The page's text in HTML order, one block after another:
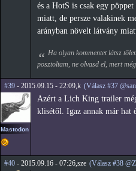
és a HotS is csak egy
miatt, de persze valakinek
arányban növelt látvány
Ha olyan kommentet látsz
posztoltam, ne olvasd el, mert
#39 - 2015.09.15 - 22:09,k (Válasz #37
Mastodon
Azért a Lich King trailer
klisétől. Igaz annak már hat
#40 - 2015.09.16 - 07:26,sze (Válasz #38